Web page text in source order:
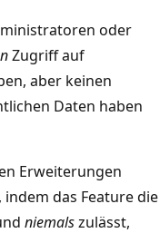
oder
Zugriff auf
aber keinen
Daten haben
Erweiterungen
das Feature die
niemalszulässt,